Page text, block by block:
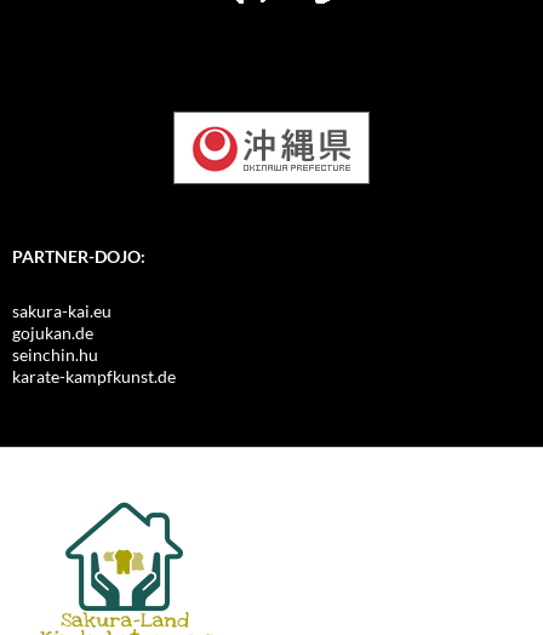
PARTNER-DOJO:
sakura-kai.eu
gojukan.de
seinchin.hu
karate-kampfkunst.de